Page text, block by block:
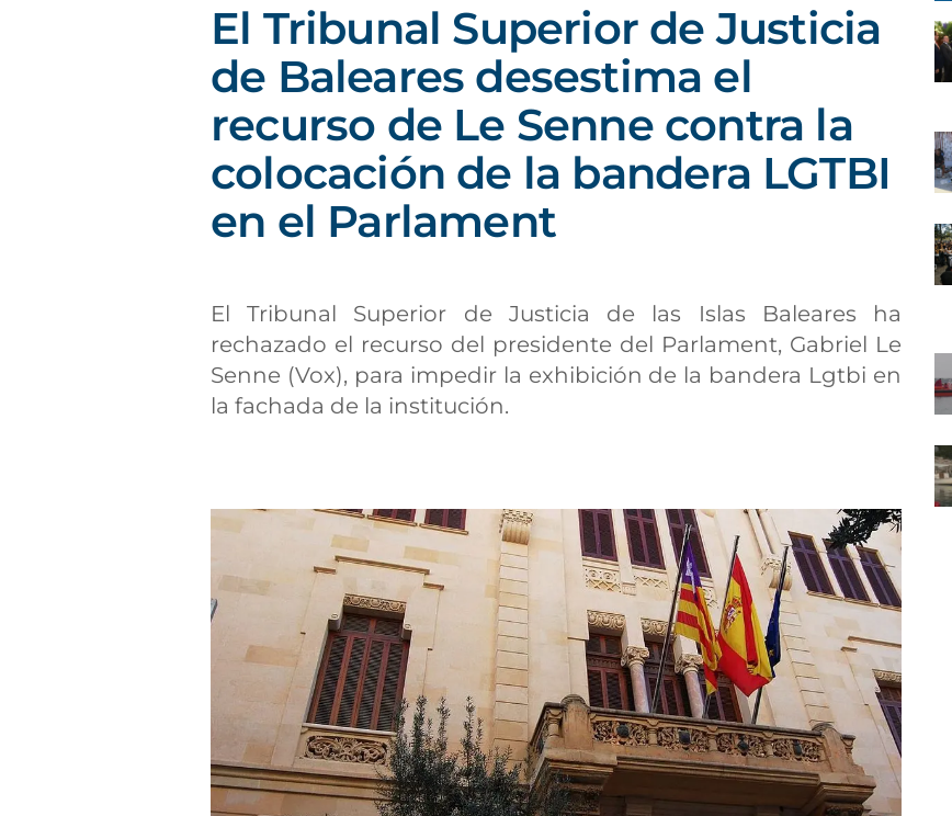
El Tribunal Superior de Justicia
de Baleares desestima el
recurso de Le Senne contra la
colocación de la bandera LGTBI
en el Parlament
El Tribunal Superior de Justicia de las Islas Baleares ha
rechazado el recurso del presidente del Parlament, Gabriel Le
Senne (Vox), para impedir la exhibición de la bandera Lgtbi en
la fachada de la institución.